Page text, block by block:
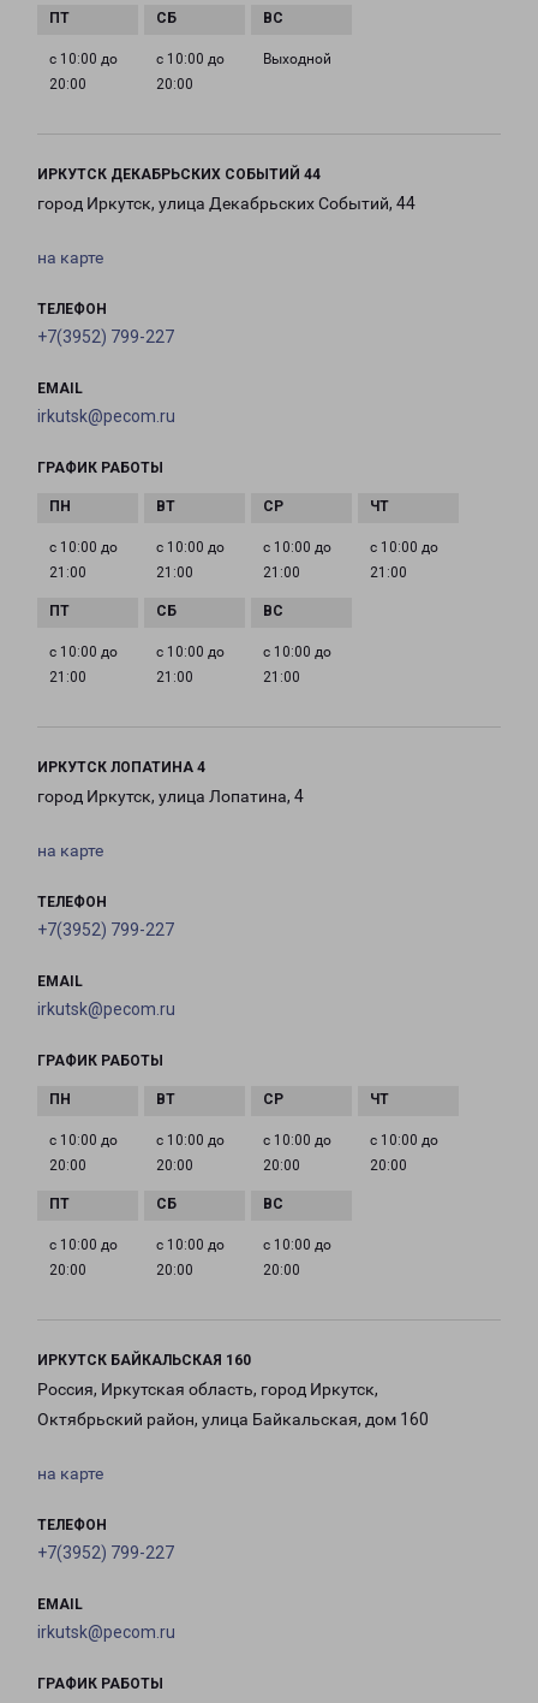
с 10:00 до
20:00
с 10:00 до
20:00
Выходной
ИРКУТСК ДЕКАБРЬСКИХ СОБЫТИЙ 44
город Иркутск, улица Декабрьских Событий, 44
на карте
ТЕЛЕФОН
+7(3952) 799-227
EMAIL
irkutsk@pecom.ru
ГРАФИК РАБОТЫ
с 10:00 до
21:00
с 10:00 до
21:00
с 10:00 до
21:00
с 10:00 до
21:00
с 10:00 до
21:00
с 10:00 до
21:00
с 10:00 до
21:00
ИРКУТСК ЛОПАТИНА 4
город Иркутск, улица Лопатина, 4
на карте
ТЕЛЕФОН
+7(3952) 799-227
EMAIL
irkutsk@pecom.ru
ГРАФИК РАБОТЫ
с 10:00 до
20:00
с 10:00 до
20:00
с 10:00 до
20:00
с 10:00 до
20:00
с 10:00 до
20:00
с 10:00 до
20:00
с 10:00 до
20:00
ИРКУТСК БАЙКАЛЬСКАЯ 160
Россия, Иркутская область, город Иркутск,
Октябрьский район, улица Байкальская, дом 160
на карте
ТЕЛЕФОН
+7(3952) 799-227
EMAIL
irkutsk@pecom.ru
ГРАФИК РАБОТЫ